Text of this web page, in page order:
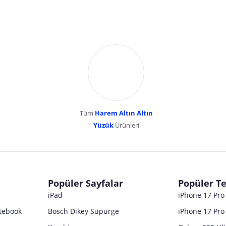
YENİBOSNA MERKEZ MAH LADİN SOK
Tüm Harem Altın Altın
YüzükÜrünleri
Popüler Sayfalar
iPad
Bosch Dikey Süpürge
Popüler
iPhone 17
iPhone 17 Pro